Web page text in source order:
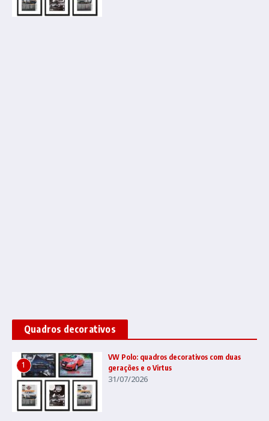
Quadros decorativos
1
VW Polo: quadros decorativos com duas
gerações e o Virtus
31/07/2026